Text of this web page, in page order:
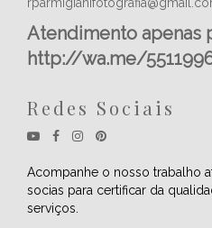
Atendimento apenas
http://wa.me/
Redes Sociais
Acompanhe o nosso trabalho
socias para certificar da
serviços.